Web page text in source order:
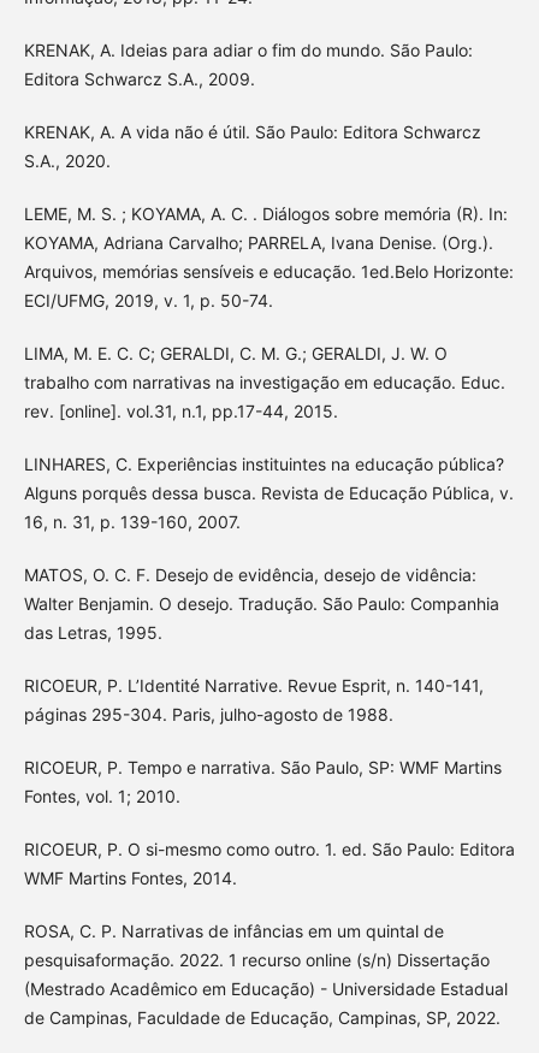
KRENAK, A. Ideias para adiar o fim do mundo. São Paulo:
Editora Schwarcz S.A., 2009.
KRENAK, A. A vida não é útil. São Paulo: Editora Schwarcz
S.A., 2020.
LEME, M. S. ; KOYAMA, A. C. . Diálogos sobre memória (R). In:
KOYAMA, Adriana Carvalho; PARRELA, Ivana Denise. (Org.).
Arquivos, memórias sensíveis e educação. 1ed.Belo Horizonte:
ECI/UFMG, 2019, v. 1, p. 50-74.
LIMA, M. E. C. C; GERALDI, C. M. G.; GERALDI, J. W. O
trabalho com narrativas na investigação em educação. Educ.
rev. [online]. vol.31, n.1, pp.17-44, 2015.
LINHARES, C. Experiências instituintes na educação pública?
Alguns porquês dessa busca. Revista de Educação Pública, v.
16, n. 31, p. 139-160, 2007.
MATOS, O. C. F. Desejo de evidência, desejo de vidência:
Walter Benjamin. O desejo. Tradução. São Paulo: Companhia
das Letras, 1995.
RICOEUR, P. L’Identité Narrative. Revue Esprit, n. 140-141,
páginas 295-304. Paris, julho-agosto de 1988.
RICOEUR, P. Tempo e narrativa. São Paulo, SP: WMF Martins
Fontes, vol. 1; 2010.
RICOEUR, P. O si-mesmo como outro. 1. ed. São Paulo: Editora
WMF Martins Fontes, 2014.
ROSA, C. P. Narrativas de infâncias em um quintal de
pesquisaformação. 2022. 1 recurso online (s/n) Dissertação
(Mestrado Acadêmico em Educação) - Universidade Estadual
de Campinas, Faculdade de Educação, Campinas, SP, 2022.